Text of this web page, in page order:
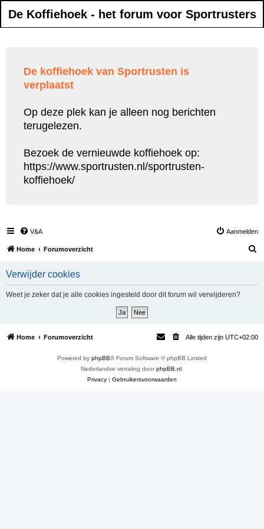
De Koffiehoek - het forum voor Sportrusters
De koffiehoek van Sportrusten is
verplaatst
Op deze plek kan je alleen nog berichten
terugelezen.
Bezoek de vernieuwde koffiehoek op:
https://www.sportrusten.nl/sportrusten-
koffiehoek/
V&A Aanmelden
Home Forumoverzicht
Verwijder cookies
Weet je zeker dat je alle cookies ingesteld door dit forum wil verwijderen?
Home Forumoverzicht Alle tijden zijn UTC+02:00
Powered by phpBB® Forum Software © phpBB Limited
Nederlandse vertaling doorphpBB.nl
Privacy | Gebruikersvoorwaarden